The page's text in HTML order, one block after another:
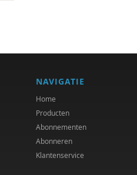
NAVIGATIE
Home
Producten
Abonnementen
Abonneren
Klantenservice